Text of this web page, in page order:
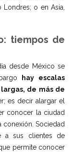
o en Asia,
tiempos de
desde México se
hay escalas
de más de
es decir alargar el
conocer la ciudad
conexión. Sociedad
a sus clientes de
permite conocer